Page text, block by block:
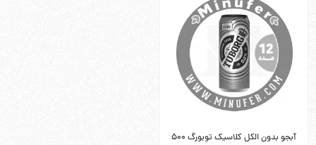
آبجو بدون الکل کلاسیک توبورگ ۵۰۰